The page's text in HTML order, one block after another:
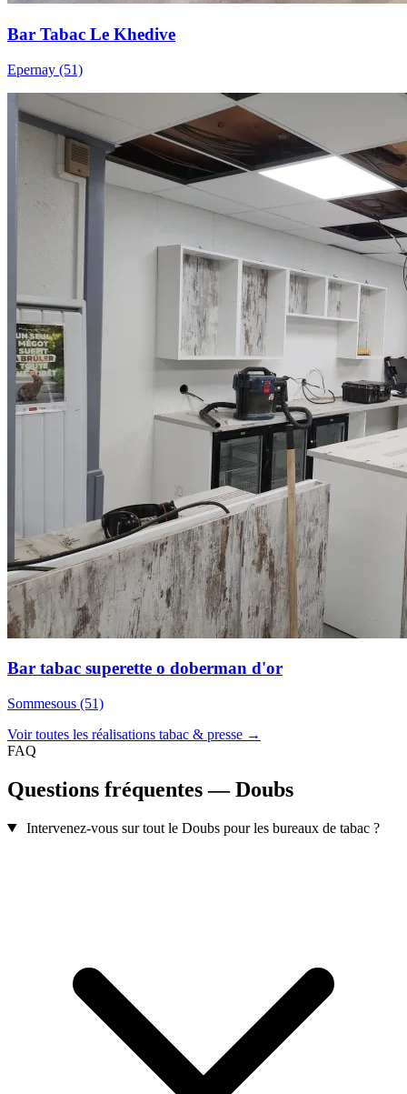
Bar Tabac Le Khedive
Epernay (51)
Bar tabac superette o doberman d'or
Sommesous (51)
Voir toutes les réalisations tabac & presse →
FAQ
Questions fréquentes — Doubs
Intervenez-vous sur tout le Doubs pour les bureaux de tabac ?